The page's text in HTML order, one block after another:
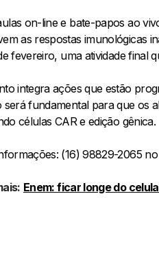
on-line e bate-papos ao
as respostas imunológicas
fevereiro, uma atividade final
integra ações que estão
será fundamental para que os
células CAR e edição gênica.
(16) 98829-2065
Enem: ficar longe do